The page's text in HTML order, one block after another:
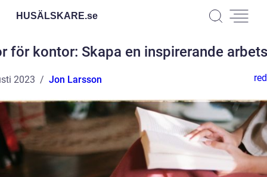
HUSÄLSKARE.se
för kontor: Skapa en inspirerande
2023 Jon Larsson